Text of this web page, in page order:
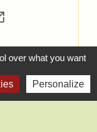
sur cette page
over what you want
Personalize